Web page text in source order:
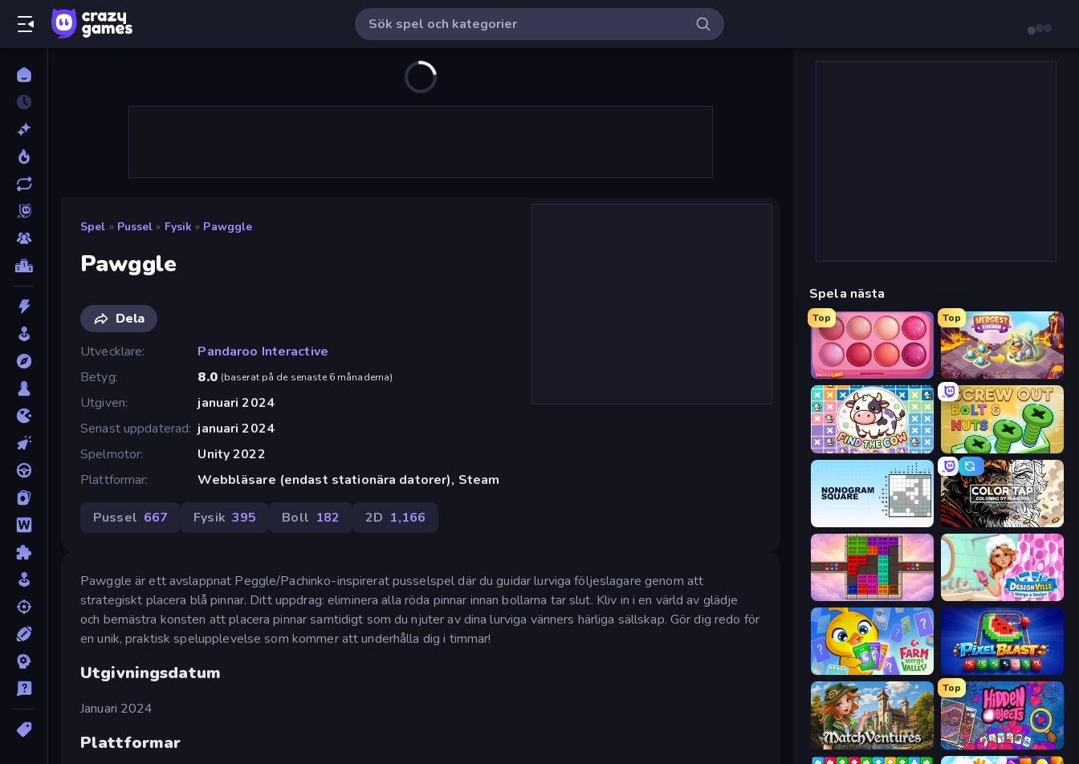
Spel » Pussel » Fysik » Pawggle
Pawggle
Dela
Utvecklare
Pandaroo Interactive
Betyg
8.0 (baserat på de senaste 6 månaderna)
Utgiven
januari 2024
Senast uppdaterad januari 2024
Spelmotor
Unity 2022
Plattformar
Webbläsare (endast stationära datorer), Steam
Pussel 667 Fysik 395 Boll 182 2D 1,166
Pawggle är ett avslappnat Peggle/Pachinko-inspirerat pusselspel där du guidar lurviga följeslagare genom att
strategiskt placera blå pinnar. Ditt uppdrag: eliminera alla röda pinnar innan bollarna tar slut. Kliv in i en värld av glädje
och bemästra konsten att placera pinnar samtidigt som du njuter av dina lurviga vänners härliga sällskap. Gör dig redo för
en unik, praktisk spelupplevelse som kommer att underhålla dig i timmar!
Utgivningsdatum
Januari 2024
Plattformar
Spela nästa
Top
Piece of Cake: Merge and Bake
Top
Mergest Kingdom
Find The Cow Screw Out: Bolts and Nuts
Color Tap: Coloring by Numbers
Color Cube Puzzle Designville: Merge & Design
Farm Merge Valley Pixel Blast
MatchVentures
Top
Hidden Objects